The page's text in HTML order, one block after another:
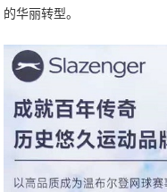
的华丽转型。